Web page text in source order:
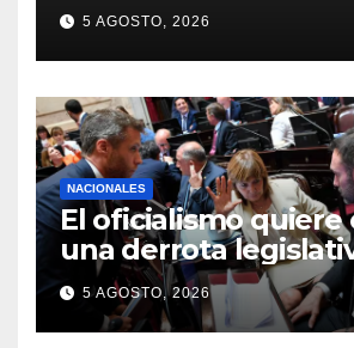
5 AGOSTO, 2026
NACIONALES
El oficialismo quiere
una derrota
sacando la Ley de
5 AGOSTO, 2026